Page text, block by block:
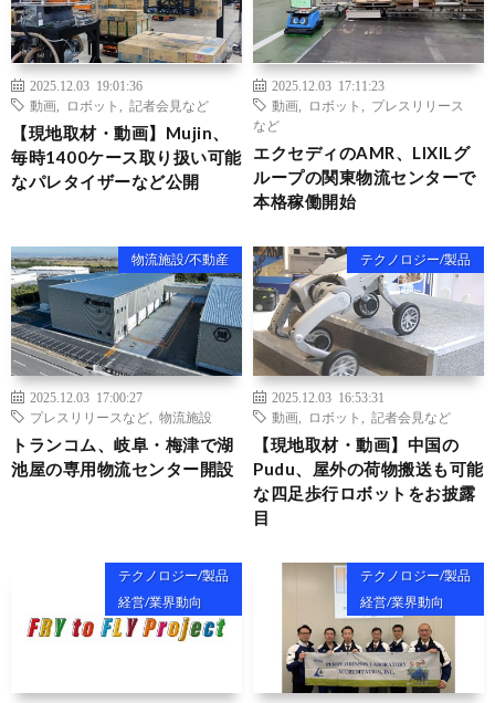
2025.12.03 19:01:36
動画
ロボット 記者会見など
【現地取材・動画】Mujin、
毎時1400ケース取り扱い可能
なパレタイザーなど公開
2025.12.03 17:11:23
動画
ロボット
プレスリリース
など
エクセディのAMR、LIXILグ
ループの関東物流センターで
本格稼働開始
物流施設/不動産
2025.12.03 17:00:27
プレスリリースなど
物流施設
トランコム、岐阜・梅津で湖
池屋の専用物流センター開設
テクノロジー/製品
2025.12.03 16:53:31
動画
ロボット 記者会見など
【現地取材・動画】中国の
Pudu、屋外の荷物搬送も可能
な四足歩行ロボットをお披露
目
テクノロジー/製品
経営/業界動向
テクノロジー/製品
経営/業界動向